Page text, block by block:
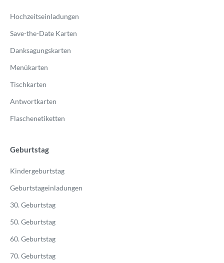
Hochzeitseinladungen
Save-the-Date Karten
Danksagungskarten
Menükarten
Tischkarten
Antwortkarten
Flaschenetiketten
Geburtstag
Kindergeburtstag
Geburtstageinladungen
30. Geburtstag
50. Geburtstag
60. Geburtstag
70. Geburtstag